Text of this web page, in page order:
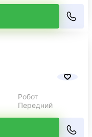
Робот
Передний